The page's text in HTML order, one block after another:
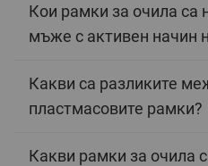
Кои рамки за очила са
мъже с активен начин
Какви са разликите
пластмасовите рамки?
Какви рамки за очила